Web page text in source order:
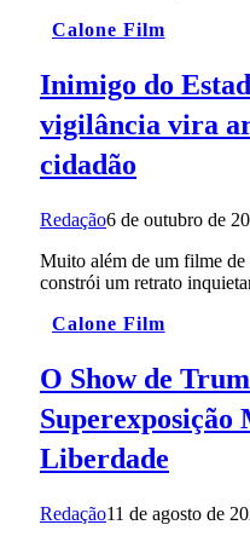
Calone Film
Inimigo do
vigilância vira
cidadão
Redação6 de outubro de
Muito além de um filme
constrói um retrato
Calone Film
O Show de
Liberdade
Redação11 de agosto de